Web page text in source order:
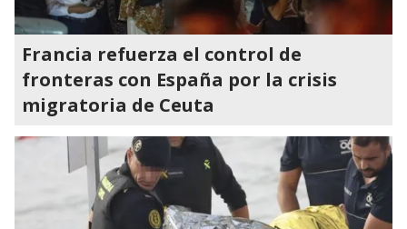
Francia refuerza el control de
fronteras con España por la crisis
migratoria de Ceuta